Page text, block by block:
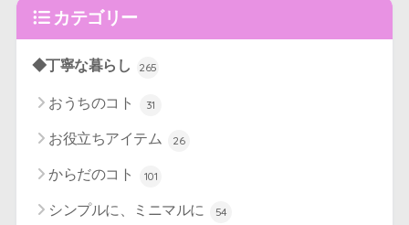
カテゴリー
◆丁寧な暮らし 265
おうちのコト 31
お役立ちアイテム 26
からだのコト 101
シンプルに、ミニマルに 54